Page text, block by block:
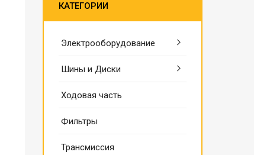
КАТЕГОРИИ
Электрооборудование
Шины и Диски
Ходовая часть
Фильтры
Трансмиссия